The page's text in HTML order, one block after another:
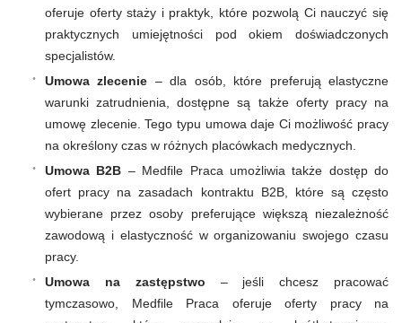
oferuje oferty staży i praktyk, które pozwolą Ci nauczyć się
praktycznych umiejętności pod okiem doświadczonych
specjalistów.
Umowa zlecenie – dla osób, które preferują elastyczne
warunki zatrudnienia, dostępne są także oferty pracy na
umowę zlecenie. Tego typu umowa daje Ci możliwość pracy
na określony czas w różnych placówkach medycznych.
Umowa B2B – Medfile Praca umożliwia także dostęp do
ofert pracy na zasadach kontraktu B2B, które są często
wybierane przez osoby preferujące większą niezależność
zawodową i elastyczność w organizowaniu swojego czasu
pracy.
Umowa na zastępstwo – jeśli chcesz pracować
tymczasowo, Medfile Praca oferuje oferty pracy na